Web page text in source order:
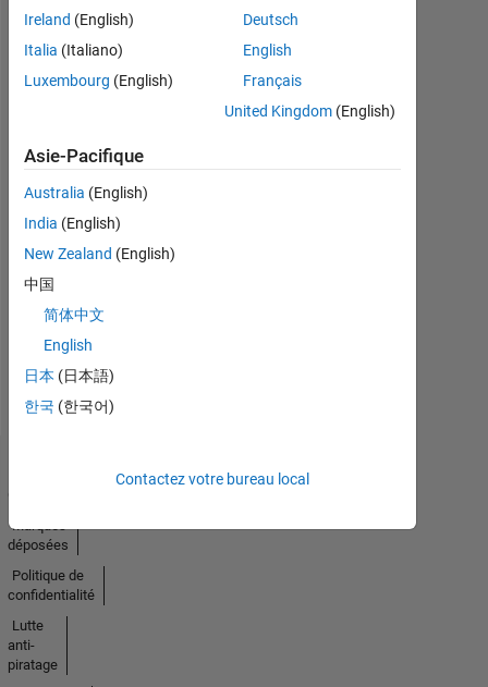
Pas
d'activité
Ireland (English)
Italia (Italiano)
Luxembourg (English)
Deutsch
English
Français
United Kingdom(English)
Asie-Pacifique
Australia (English)
India (English)
New Zealand (English)
中国
简体中文
English
日本 (日本語)
한국 (한국어)
Contactez votre bureau local
Marques
déposées
Politique de
confidentialité
Lutte
anti-
piratage